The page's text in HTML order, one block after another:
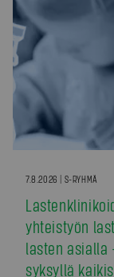
7.8.2026 | S-RYHMÄ
yhteistyön
lasten asialla
syksyllä